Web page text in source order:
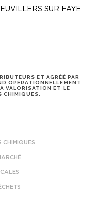
SUR FAYE
ET AGRÉÉ PAR
OPÉRATIONNELLEMENT
VALORISATION ET LE
CHIMIQUES.
CHIMIQUES